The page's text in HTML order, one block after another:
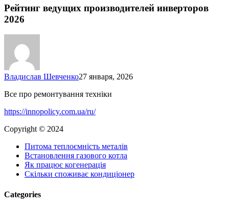
производителей
инверторов
Рейтинг ведущих производителей инверторов
2026
Владислав Шевченко27 января, 2026
Все про ремонтування техніки
https://innopolicy.com.ua/ru/
Copyright © 2024
Питома теплоємність металів
Встановлення газового котла
Як працює когенерація
Скільки споживає кондиціонер
Categories